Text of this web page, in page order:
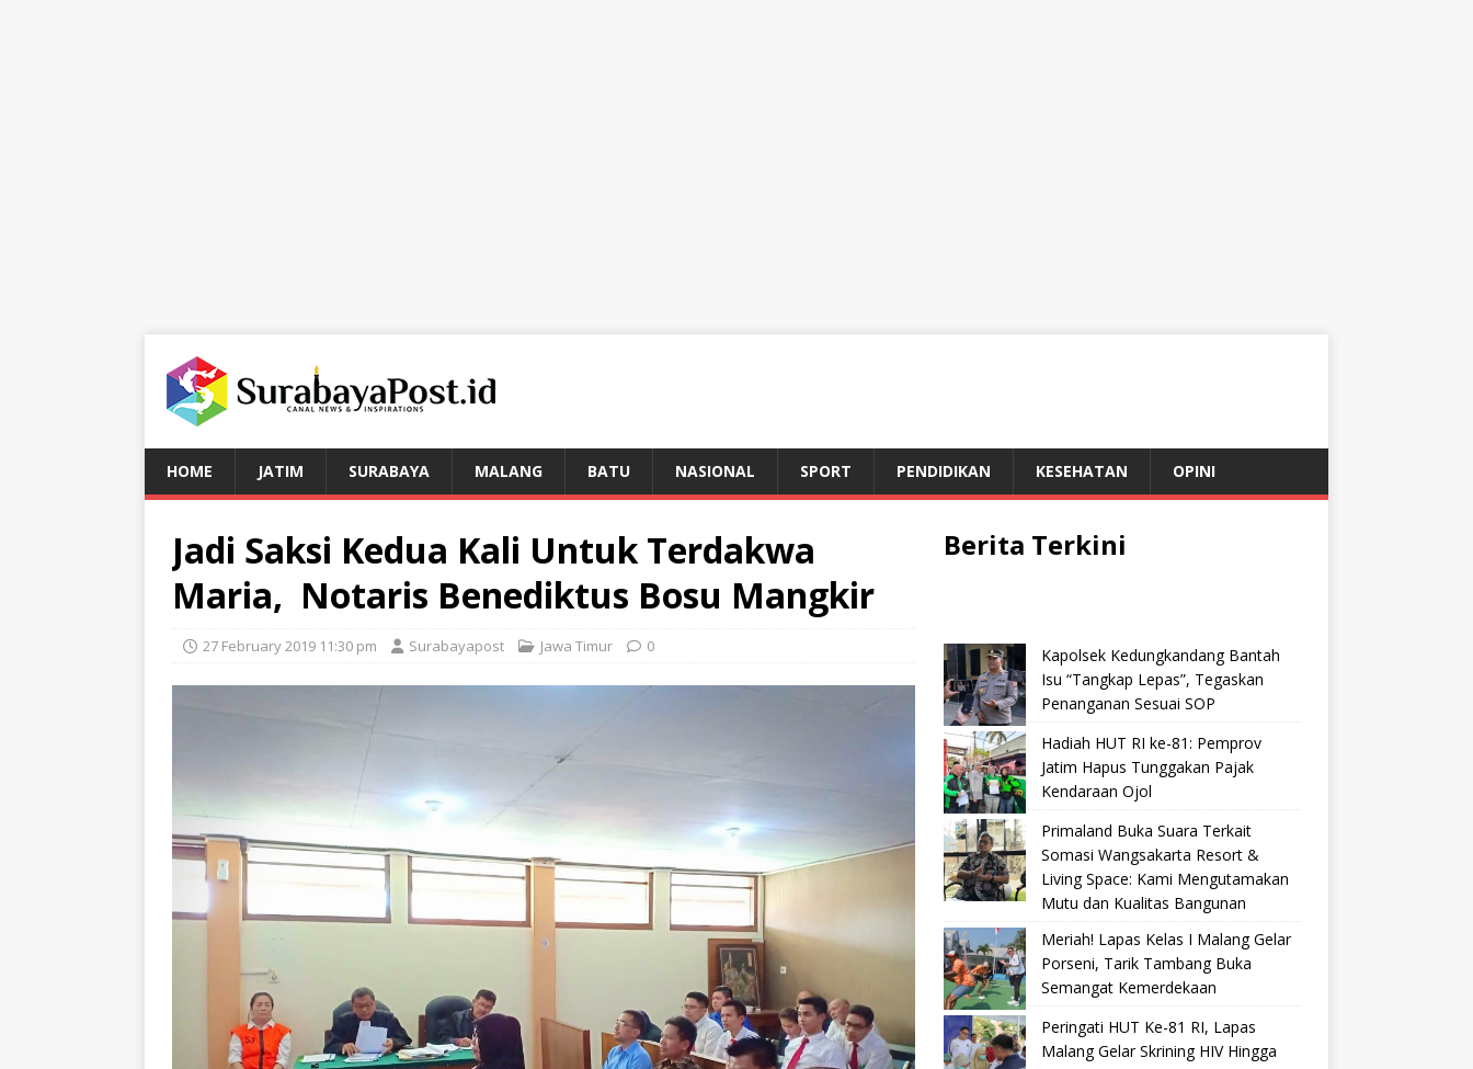
HOME JATIM SURABAYA MALANG BATU NASIONAL SPORT PENDIDIKAN KESEHATAN OPINI
Jadi Saksi Kedua Kali Untuk Terdakwa
Maria, Notaris Benediktus Bosu Mangkir
27 February 2019 11:30 pm Surabayapost Jawa Timur 0
Berita Terkini
Kapolsek Kedungkandang Bantah
Isu “Tangkap Lepas”, Tegaskan
Penanganan Sesuai SOP
Hadiah HUT RI ke-81: Pemprov
Jatim Hapus Tunggakan Pajak
Kendaraan Ojol
Primaland Buka Suara Terkait
Somasi Wangsakarta Resort &
Living Space: Kami Mengutamakan
Mutu dan Kualitas Bangunan
Meriah! Lapas Kelas I Malang Gelar
Porseni, Tarik Tambang Buka
Semangat Kemerdekaan
Peringati HUT Ke-81 RI, Lapas
Malang Gelar Skrining HIV Hingga